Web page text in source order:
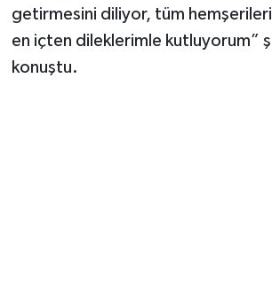
getirmesini diliyor, tüm
en içten dileklerimle kutluyorum”
konuştu.